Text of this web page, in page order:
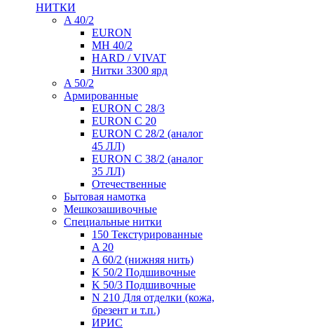
НИТКИ
A 40/2
EURON
MH 40/2
HARD / VIVAT
Нитки 3300 ярд
A 50/2
Армированные
EURON C 28/3
EURON C 20
EURON C 28/2 (аналог
45 ЛЛ)
EURON C 38/2 (аналог
35 ЛЛ)
Отечественные
Бытовая намотка
Мешкозашивочные
Специальные нитки
150 Текстурированные
A 20
A 60/2 (нижняя нить)
K 50/2 Подшивочные
K 50/3 Подшивочные
N 210 Для отделки (кожа,
брезент и т.п.)
ИРИС